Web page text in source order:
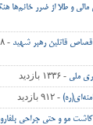
و طلا از ضرر خانم‌ها
قاتلین رهبر شهید
-
ملی - ۱۳۳۶ بازدید
- ۹۱۲ بازدید
کاشت مو و حتی جراحی‌